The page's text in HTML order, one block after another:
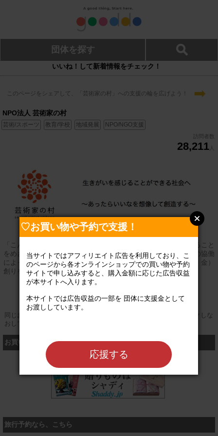
団体を探す
いいね！して新着情報をチェック！
このページをシェアして、「芸術家の村」への支援の輪を広げよう！ ➡
NPO法人 芸術家の村
芸術/スポーツ 教育/学校 地域発展 NPO/NGO支援
訪問者数
28,211 人
「こんなモノがあったらいいのに」を考えて、一つ一つ実現すること
をめざしています。地域で取組みを行うとともに、様々な団体の協働
によってより多くを実現するため、活動しやすい環境（人、場、金）
創りを行っています。
同じお買い物やお申し込みを複数回行う場合は、そのたびにクリックしな
おしてください
お買い物するなら、こちら
シャディ
旅行予約なら、こちら
♡お買い物や予約で支援！
当サイトではアフィリエイト広告を利用しており、こ
のページから各オンラインショップでの買い物や予約
サイトで申し込みすると、購入金額に応じた広告収益
が本サイトへ入ります。
本サイトでは広告収益の一部を 団体に支援金として
お渡ししています。
応援する